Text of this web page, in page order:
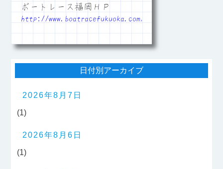
ボートレース福岡ＨＰ
http://www.boatracefukuoka.com/
日付別アーカイブ
2026年8月7日
(1)
2026年8月6日
(1)